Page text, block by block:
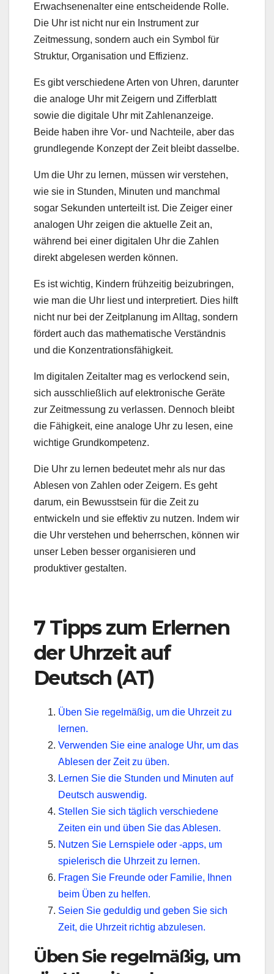
Erwachsenenalter eine entscheidende Rolle.
Die Uhr ist nicht nur ein Instrument zur
Zeitmessung, sondern auch ein Symbol für
Struktur, Organisation und Effizienz.
Es gibt verschiedene Arten von Uhren, darunter
die analoge Uhr mit Zeigern und Zifferblatt
sowie die digitale Uhr mit Zahlenanzeige.
Beide haben ihre Vor- und Nachteile, aber das
grundlegende Konzept der Zeit bleibt dasselbe.
Um die Uhr zu lernen, müssen wir verstehen,
wie sie in Stunden, Minuten und manchmal
sogar Sekunden unterteilt ist. Die Zeiger einer
analogen Uhr zeigen die aktuelle Zeit an,
während bei einer digitalen Uhr die Zahlen
direkt abgelesen werden können.
Es ist wichtig, Kindern frühzeitig beizubringen,
wie man die Uhr liest und interpretiert. Dies hilft
nicht nur bei der Zeitplanung im Alltag, sondern
fördert auch das mathematische Verständnis
und die Konzentrationsfähigkeit.
Im digitalen Zeitalter mag es verlockend sein,
sich ausschließlich auf elektronische Geräte
zur Zeitmessung zu verlassen. Dennoch bleibt
die Fähigkeit, eine analoge Uhr zu lesen, eine
wichtige Grundkompetenz.
Die Uhr zu lernen bedeutet mehr als nur das
Ablesen von Zahlen oder Zeigern. Es geht
darum, ein Bewusstsein für die Zeit zu
entwickeln und sie effektiv zu nutzen. Indem wir
die Uhr verstehen und beherrschen, können wir
unser Leben besser organisieren und
produktiver gestalten.
7 Tipps zum Erlernen
der Uhrzeit auf
Deutsch (AT)
Üben Sie regelmäßig, um die Uhrzeit zu
lernen.
Verwenden Sie eine analoge Uhr, um das
Ablesen der Zeit zu üben.
Lernen Sie die Stunden und Minuten auf
Deutsch auswendig.
Stellen Sie sich täglich verschiedene
Zeiten ein und üben Sie das Ablesen.
Nutzen Sie Lernspiele oder -apps, um
spielerisch die Uhrzeit zu lernen.
Fragen Sie Freunde oder Familie, Ihnen
beim Üben zu helfen.
Seien Sie geduldig und geben Sie sich
Zeit, die Uhrzeit richtig abzulesen.
Üben Sie regelmäßig, um